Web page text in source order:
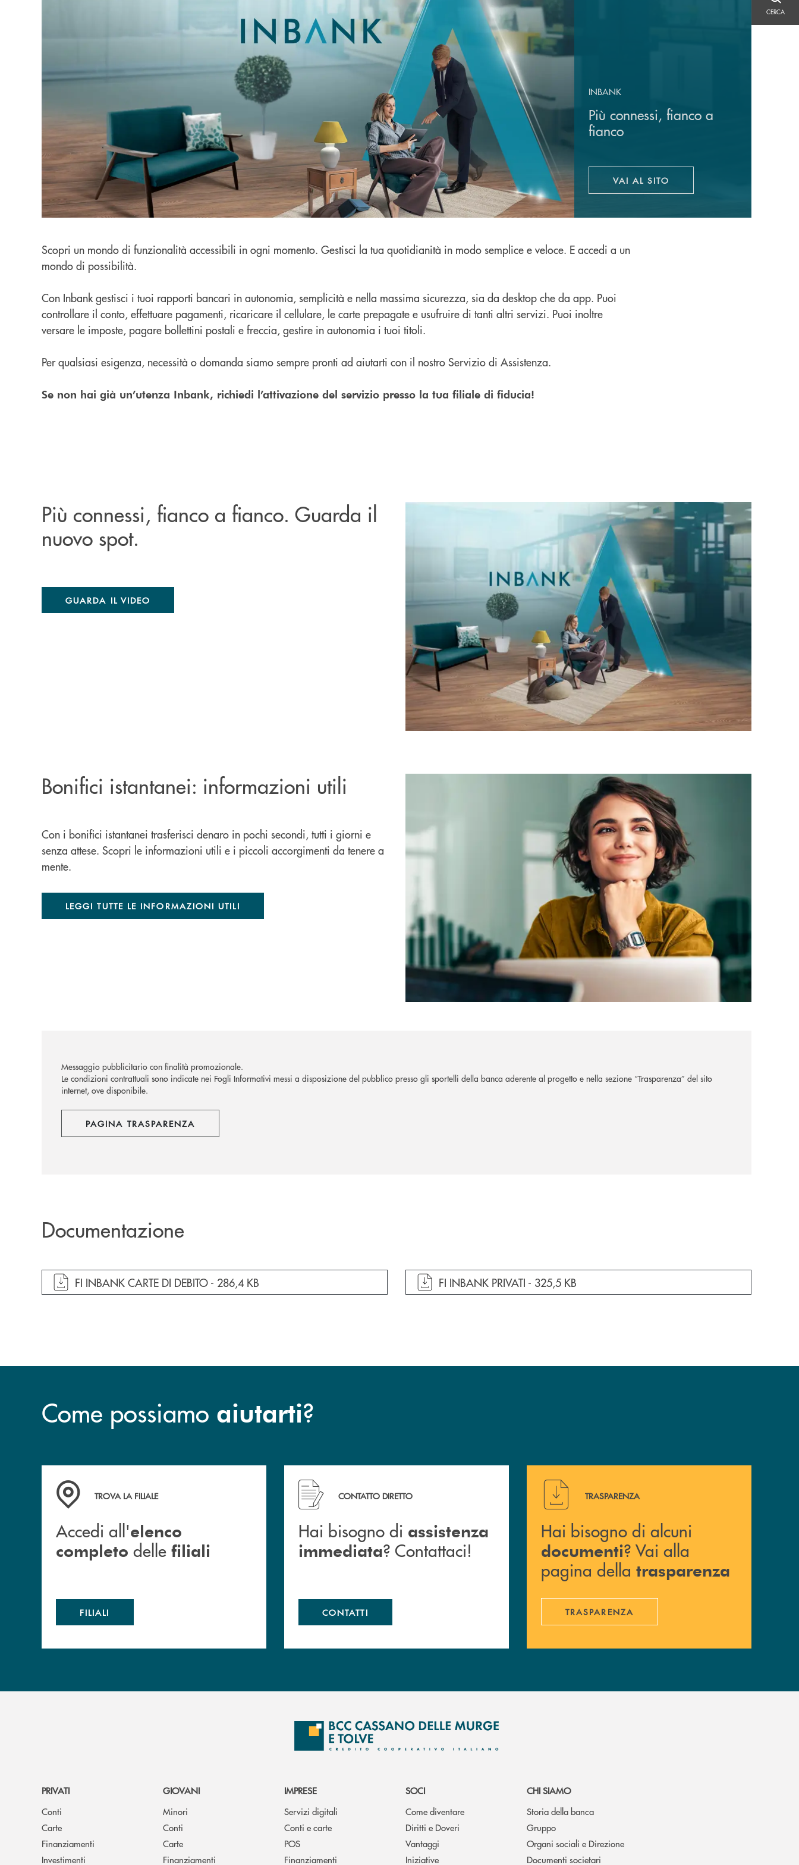
CERCA
INBANK
Più connessi, fianco a
fianco
VAI AL SITOAPRE UNA NUOVA FINESTRA
Scopri un mondo di funzionalità accessibili in ogni momento. Gestisci la tua quotidianità in modo semplice e veloce. E accedi a un
mondo di possibilità.
Con Inbank gestisci i tuoi rapporti bancari in autonomia, semplicità e nella massima sicurezza, sia da desktop che da app. Puoi
controllare il conto, effettuare pagamenti, ricaricare il cellulare, le carte prepagate e usufruire di tanti altri servizi. Puoi inoltre
versare le imposte, pagare bollettini postali e freccia, gestire in autonomia i tuoi titoli.
Per qualsiasi esigenza, necessità o domanda siamo sempre pronti ad aiutarti con il nostro Servizio di Assistenza.
Se non hai già un’utenza Inbank, richiedi l’attivazione del servizio presso la tua filiale di fiducia!
Più connessi, fianco a fianco. Guarda il
nuovo spot.
GUARDA IL VIDEO
Bonifici istantanei: informazioni utili
Con i bonifici istantanei trasferisci denaro in pochi secondi, tutti i giorni e
senza attese. Scopri le informazioni utili e i piccoli accorgimenti da tenere a
mente.
LEGGI TUTTE LE INFORMAZIONI UTILI
Messaggio pubblicitario con finalità promozionale.
Le condizioni contrattuali sono indicate nei Fogli Informativi messi a disposizione del pubblico presso gli sportelli della banca aderente al progetto e nella sezione “Trasparenza” del sito
internet, ove disponibile.
PAGINA TRASPARENZA
Documentazione
apre documento in una nuova finestra
FI INBANK CARTE DI DEBITO - 286,4 KB apre documento in una nuova finestra
FI INBANK PRIVATI - 325,5 KB
Come possiamo aiutarti?
Accedi all' elenco completo delle filiali
TROVA LA FILIALE
Accedi all'elenco
completo delle filiali
FILIALI
Hai bisogno di assistenza immediata ? Contattaci!
CONTATTO DIRETTO
Hai bisogno di assistenza
immediata? Contattaci!
CONTATTI
Hai bisogno di alcuni documenti ? Vai alla pagina della
TRASPARENZA
Hai bisogno di alcuni
documenti? Vai alla
pagina della trasparenza
TRASPARENZA
PRIVATI
Conti
Carte
Finanziamenti
Investimenti
GIOVANI
Minori
Conti
Carte
Finanziamenti
IMPRESE
Servizi digitali
Conti e carte
POS
Finanziamenti
SOCI
Come diventare
Diritti e Doveri
Vantaggi
Iniziative
CHI SIAMO
Storia della banca
Gruppo
Organi sociali e Direzione
Documenti societari